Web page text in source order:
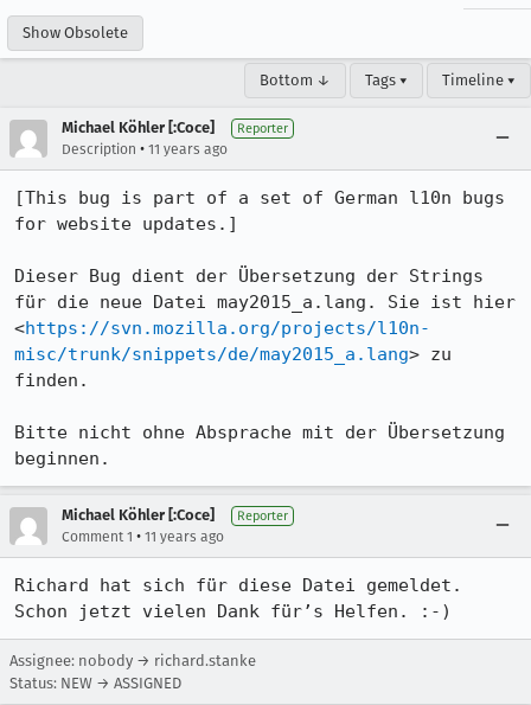
Show Obsolete
Bottom ↓ Tags ▾ Timeline ▾
Michael Köhler [:Coce] Reporter
Description • 11 years ago
[This bug is part of a set of German l10n bugs
for website updates.]
Dieser Bug dient der Übersetzung der Strings
für die neue Datei may2015_a.lang. Sie ist hier
<https://svn.mozilla.org/projects/l10n-
misc/trunk/snippets/de/may2015_a.lang> zu
finden.
Bitte nicht ohne Absprache mit der Übersetzung
beginnen.
Michael Köhler [:Coce] Reporter
Comment 1 • 11 years ago
Richard hat sich für diese Datei gemeldet.
Schon jetzt vielen Dank für’s Helfen. :-)
Assignee: nobody → richard.stanke
Status: NEW → ASSIGNED